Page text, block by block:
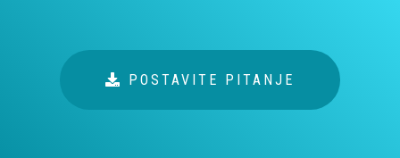
POSTAVITE PITANJE